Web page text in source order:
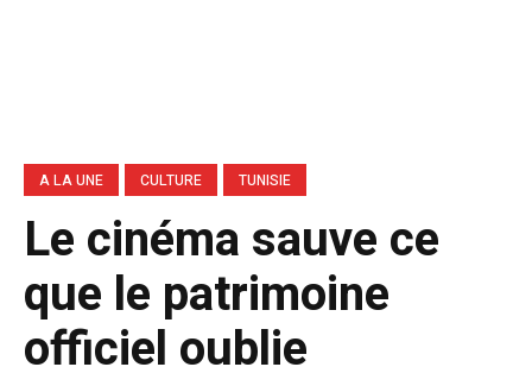
A LA UNE CULTURE TUNISIE
Le cinéma sauve ce
que le patrimoine
officiel oublie